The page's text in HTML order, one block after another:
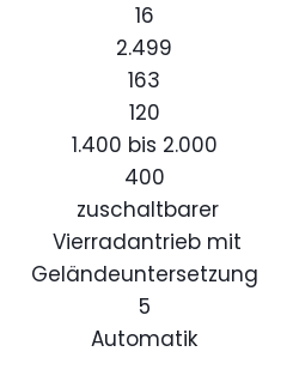
16
2.499
163
120
1.400 bis 2.000
400
zuschaltbarer
Vierradantrieb mit
Geländeuntersetzung
5
Automatik